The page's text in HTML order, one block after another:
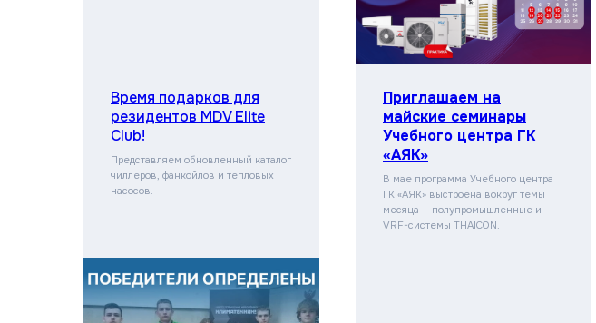
Время подарков для
резидентов MDV Elite
Club!
Представляем обновленный каталог
чиллеров, фанкойлов и тепловых
насосов.
Приглашаем на
майские семинары
Учебного центра ГК
«АЯК»
В мае программа Учебного центра
ГК «АЯК» выстроена вокруг темы
месяца — полупромышленные и
VRF-системы THAICON.